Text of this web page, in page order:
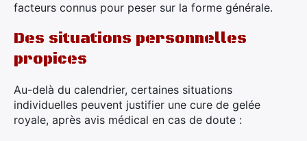
facteurs connus pour peser sur la forme générale.
Des situations personnelles
propices
Au-delà du calendrier, certaines situations
individuelles peuvent justifier une cure de gelée
royale, après avis médical en cas de doute :